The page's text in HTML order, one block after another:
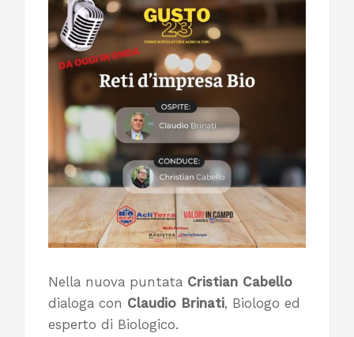
Nella nuova puntata Cristian Cabello
dialoga con Claudio Brinati, Biologo ed
esperto di Biologico.